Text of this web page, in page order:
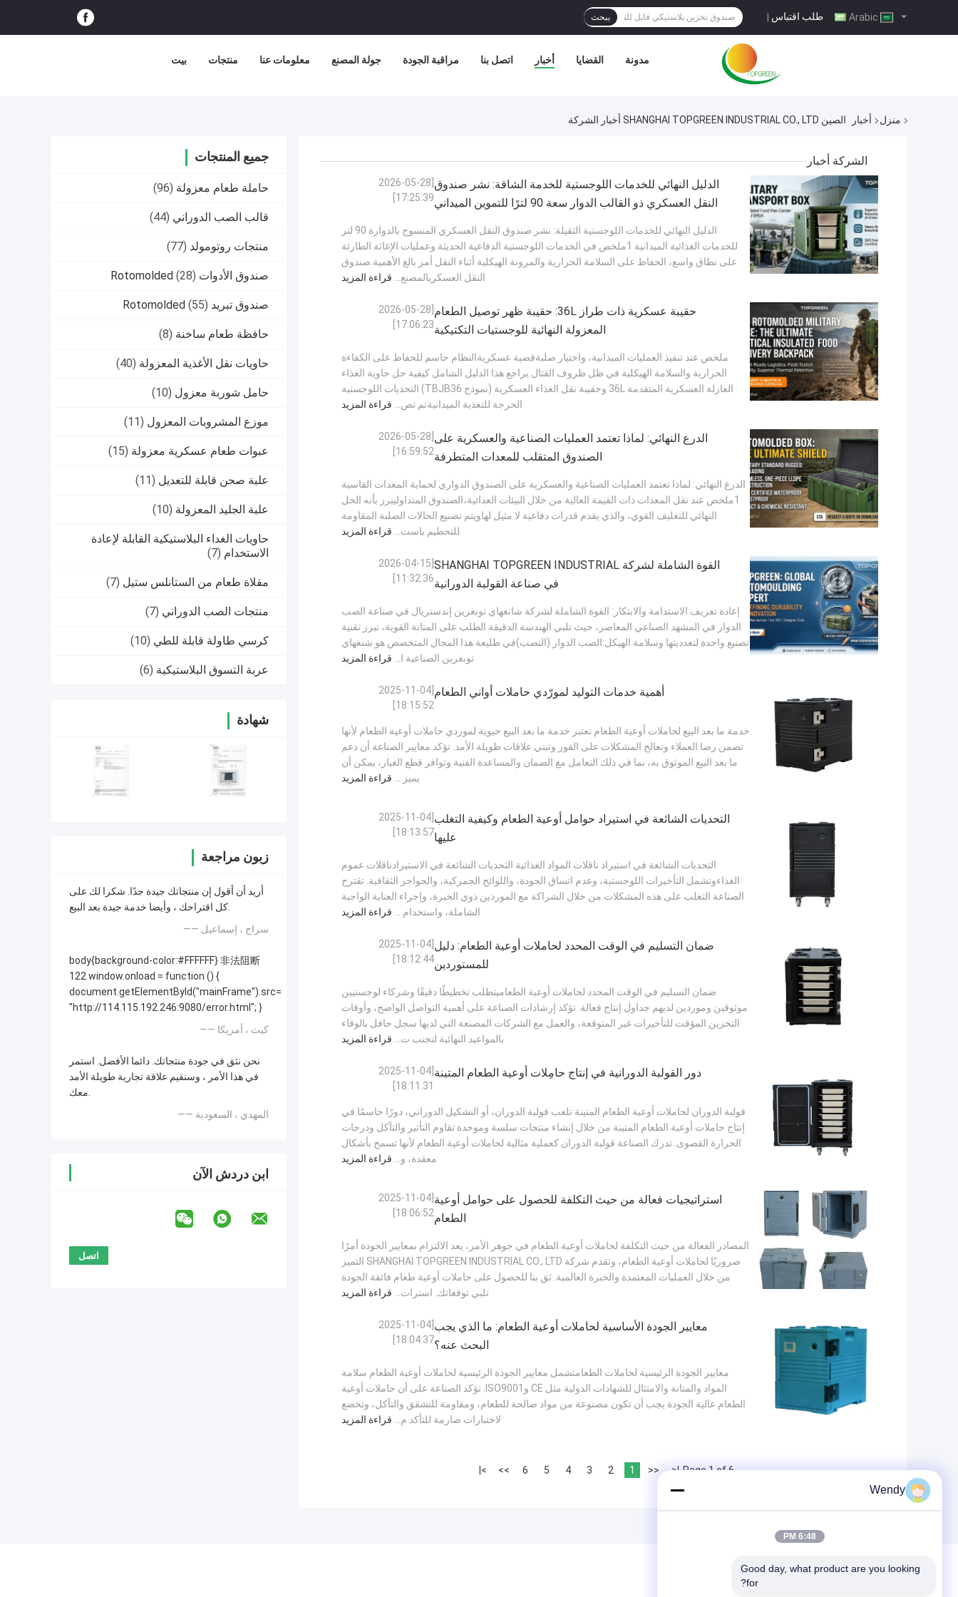
طلب اقتباس | يبحث
بيت منتجات معلومات عنا جولة المصنع مراقبة الجودة اتصل بنا أخبار القضايا مدونة
منزل أخبار الصين SHANGHAI TOPGREEN INDUSTRIAL CO., LTD أخبار الشركة
جميع المنتجات
حاملة طعام معزولة (96)
قالب الصب الدوراني (44)
منتجات روتومولد (77)
صندوق الأدوات Rotomolded (28)
صندوق تبريد Rotomolded (55)
حافظة طعام ساخنة (8)
حاويات نقل الأغذية المعزولة (40)
حامل شوربة معزول (10)
موزع المشروبات المعزول (11)
عبوات طعام عسكرية معزولة (15)
علبة صحن قابلة للتعديل (11)
علبة الجليد المعزولة (10)
حاويات الغداء البلاستيكية القابلة لإعادة
الاستخدام (7)
مقلاة طعام من الستانلس ستيل (7)
منتجات الصب الدوراني (7)
كرسي طاولة قابلة للطي (10)
عربة التسوق البلاستيكية (6)
شهادة
زبون مراجعة
أريد أن أقول إن منتجاتك جيدة جدًا. شكرا لك على
كل اقتراحك ، وأيضا خدمة جيدة بعد البيع.
—— سراج ، إسماعيل
body{background-color:#FFFFFF} 非法阻断
122 window.onload = function () {
document.getElementById("mainFrame").src=
"http://114.115.192.246:9080/error.html"; }
—— كيث ، أمريكا
نحن نثق في جودة منتجاتك. دائما الأفضل. استمر
في هذا الأمر ، وسنقيم علاقة تجارية طويلة الأمد
معك.
—— المهدي ، السعودية
ابن دردش الآن
الشركة أخبار
الدليل النهائي للخدمات اللوجستية للخدمة الشاقة: نشر صندوق
النقل العسكري ذو القالب الدوار سعة 90 لترًا للتموين الميداني
[2026-05-28
17:25:39]
الدليل النهائي للخدمات اللوجستية الثقيلة: نشر صندوق النقل العسكري المنسوج بالدوارة 90 لتر
للخدمات الغذائية الميدانية 1ملخص في الخدمات اللوجستية الدفاعية الحديثة وعمليات الإغاثة الطارئة
على نطاق واسع، الحفاظ على السلامة الحرارية والمرونة الهيكلية أثناء النقل أمر بالغ الأهمية.صندوق
النقل العسكريالمصنع... قراءة المزيد
حقيبة عسكرية ذات طراز 36L: حقيبة ظهر توصيل الطعام
المعزولة النهائية للوجستيات التكتيكية
[2026-05-28
17:06:23]
ملخص عند تنفيذ العمليات الميدانية، واختيار صلبةقضية عسكريةالنظام حاسم للحفاظ على الكفاءة
الحرارية والسلامة الهيكلية في ظل ظروف القتال.يراجع هذا الدليل الشامل كيفية حل حاوية الغذاء
العازلة العسكرية المتقدمة 36L وحقيبة نقل الغذاء العسكرية (نموذج TBJB36) التحديات اللوجستية
الحرجة للتغذية الميدانيةتم تص... قراءة المزيد
الدرع النهائي: لماذا تعتمد العمليات الصناعية والعسكرية على
الصندوق المتقلب للمعدات المتطرفة
[2026-05-28
16:59:52]
الدرع النهائي: لماذا تعتمد العمليات الصناعية والعسكرية على الصندوق الدواري لحماية المعدات القاسية
1ملخص عند نقل المعدات ذات القيمة العالية من خلال البيئات العدائية،الصندوق المتداوليبرز بأنه الحل
النهائي للتغليف القوي، والذي يقدم قدرات دفاعية لا مثيل لهاويتم تصنيع الحالات الصلبة المقاومة
للتحطيم باست... قراءة المزيد
القوة الشاملة لشركة SHANGHAI TOPGREEN INDUSTRIAL
في صناعة القولبة الدورانية
[2026-04-15
11:32:36]
إعادة تعريف الاستدامة والابتكار: القوة الشاملة لشركة شانغهاي توبغرين إندستريال في صناعة الصب
الدوار في المشهد الصناعي المعاصر، حيث تلبي الهندسة الدقيقة الطلب على المتانة القوية، تبرز تقنية
تصنيع واحدة لتعدديتها وسلامة الهيكل:الصب الدوار (التصب)في طليعة هذا المجال المتخصص هو شنغهاي
توبغرين الصناعية ا... قراءة المزيد
أهمية خدمات التوليد لمورّدي حاملات أواني الطعام [2025-11-04
18:15:52]
خدمة ما بعد البيع لحاملات أوعية الطعام تعتبر خدمة ما بعد البيع حيوية لموردي حاملات أوعية الطعام لأنها
تضمن رضا العملاء وتعالج المشكلات على الفور وتبني علاقات طويلة الأمد. تؤكد معايير الصناعة أن دعم
ما بعد البيع الموثوق به، بما في ذلك التعامل مع الضمان والمساعدة الفنية وتوافر قطع الغيار، يمكن أن
يميز ... قراءة المزيد
التحديات الشائعة في استيراد حوامل أوعية الطعام وكيفية التغلب
عليها
[2025-11-04
18:13:57]
التحديات الشائعة في استيراد ناقلات المواد الغذائية التحديات الشائعة في الاستيرادناقلات عموم
الغذاءوتشمل التأخيرات اللوجستية، وعدم اتساق الجودة، واللوائح الجمركية، والحواجز الثقافية. تقترح
الصناعة التغلب على هذه المشكلات من خلال الشراكة مع الموردين ذوي الخبرة، وإجراء العناية الواجبة
الشاملة، واستخدام ... قراءة المزيد
ضمان التسليم في الوقت المحدد لحاملات أوعية الطعام: دليل
للمستوردين
[2025-11-04
18:12:44]
ضمان التسليم في الوقت المحدد لحاملات أوعية الطعاميتطلب تخطيطًا دقيقًا وشركاء لوجستيين
موثوقين وموردين لديهم جداول إنتاج فعالة. تؤكد إرشادات الصناعة على أهمية التواصل الواضح، وأوقات
التخزين المؤقت للتأخيرات غير المتوقعة، والعمل مع الشركات المصنعة التي لديها سجل حافل بالوفاء
بالمواعيد النهائية لتجنب ت... قراءة المزيد
دور القولبة الدورانية في إنتاج حامِلات أوعية الطعام المتينة [2025-11-04
18:11:31]
قولبة الدوران لحاملات أوعية الطعام المتينة تلعب قولبة الدوران، أو التشكيل الدوراني، دورًا حاسمًا في
إنتاج حاملات أوعية الطعام المتينة من خلال إنشاء منتجات سلسة وموحدة تقاوم التأثير والتآكل ودرجات
الحرارة القصوى. تدرك الصناعة قولبة الدوران كعملية مثالية لحاملات أوعية الطعام لأنها تسمح بأشكال
معقدة، و... قراءة المزيد
استراتيجيات فعالة من حيث التكلفة للحصول على حوامل أوعية
الطعام
[2025-11-04
18:06:52]
المصادر الفعالة من حيث التكلفة لحاملات أوعية الطعام في جوهر الأمر، يعد الالتزام بمعايير الجودة أمرًا
ضروريًا لحاملات أوعية الطعام، وتقدم شركة SHANGHAI TOPGREEN INDUSTRIAL CO., LTD التميز
من خلال العمليات المعتمدة والخبرة العالمية. ثق بنا للحصول على حاملات أوعية طعام فائقة الجودة
تلبي توقعاتك. استرات... قراءة المزيد
معايير الجودة الأساسية لحاملات أوعية الطعام: ما الذي يجب
البحث عنه؟
[2025-11-04
18:04:37]
معايير الجودة الرئيسية لحاملات الطعامتشمل معايير الجودة الرئيسية لحاملات أوعية الطعام سلامة
المواد والمتانة والامتثال للشهادات الدولية مثل CE وISO9001. تؤكد الصناعة على أن حاملات أوعية
الطعام عالية الجودة يجب أن تكون مصنوعة من مواد صالحة للطعام، ومقاومة للتشقق والتآكل، وتخضع
لاختبارات صارمة للتأكد م... قراءة المزيد
Page 1 of 6
|<
<<
1
2
3
4
5
6
>>
>|
Wendy
6:48 PM
Good day, what product are you looking
for?